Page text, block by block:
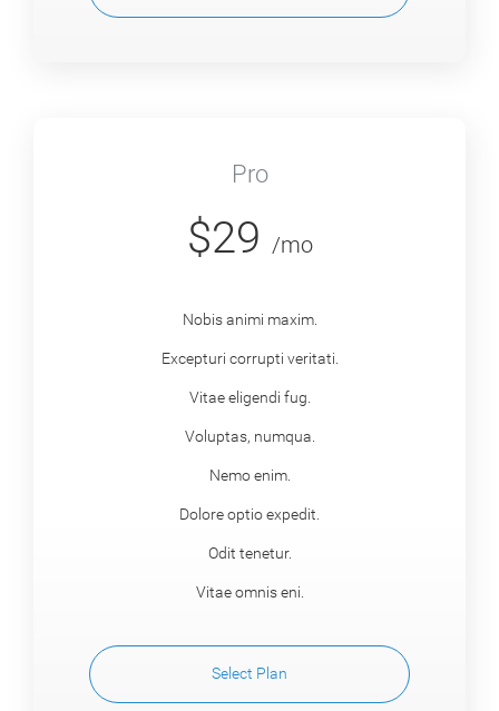
Pro
$29 /mo
Nobis animi maxim.
Excepturi corrupti veritati.
Vitae eligendi fug.
Voluptas, numqua.
Nemo enim.
Dolore optio expedit.
Odit tenetur.
Vitae omnis eni.
Select Plan